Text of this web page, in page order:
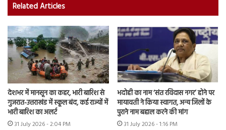
Related Articles
देशभर में मानसून का कहर, भारी बारिश से
गुजरात-उत्तराखंड में स्कूल बंद, कई राज्यों में
भारी बारिश का अलर्ट
31 July 2026 - 2:04 PM
भदोही का नाम ‘संत रविदास नगर’ होने पर
मायावती ने किया स्वागत, अन्य जिलों के
पुराने नाम बहाल करने की मांग
31 July 2026 - 1:16 PM